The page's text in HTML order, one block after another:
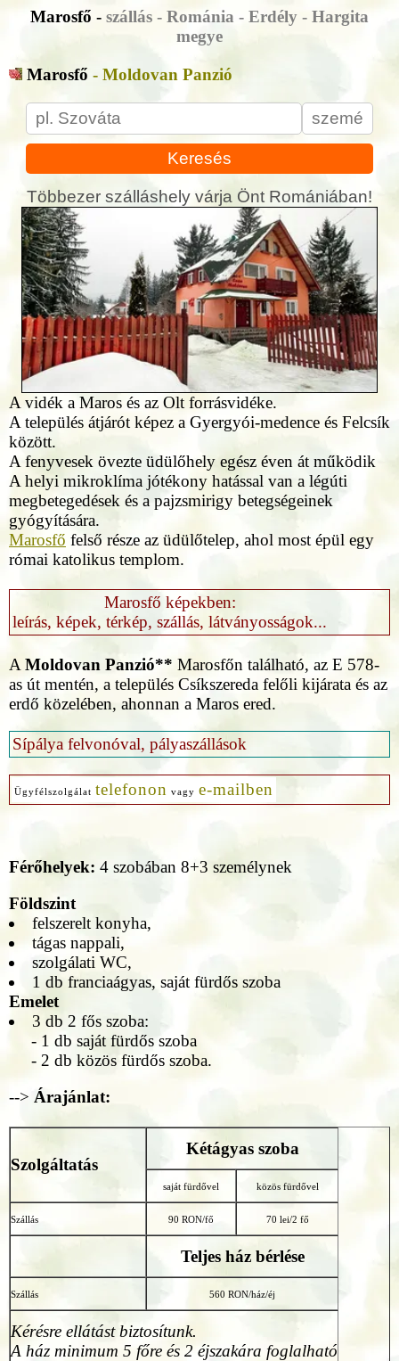
Marosfő - szállás - Románia - Erdély - Hargita
megye
Marosfő - Moldovan Panzió
Keresés
Többezer szálláshely várja Önt Romániában!
A vidék a Maros és az Olt forrásvidéke.
A település átjárót képez a Gyergyói-medence és Felcsík
között.
A fenyvesek övezte üdülőhely egész éven át működik
A helyi mikroklíma jótékony hatással van a légúti
megbetegedések és a pajzsmirigy betegségeinek
gyógyítására.
Marosfő felső része az üdülőtelep, ahol most épül egy
római katolikus templom.
Marosfő képekben:
leírás, képek, térkép, szállás, látványosságok...
A Moldovan Panzió** Marosfőn található, az E 578-
as út mentén, a település Csíkszereda felőli kijárata és az
erdő közelében, ahonnan a Maros ered.
Sípálya felvonóval, pályaszállások
Ügyfélszolgálat telefonon vagy e-mailben
Férőhelyek: 4 szobában 8+3 személynek
Földszint
felszerelt konyha,
tágas nappali,
szolgálati WC,
1 db franciaágyas, saját fürdős szoba
Emelet
3 db 2 fős szoba:
- 1 db saját fürdős szoba
- 2 db közös fürdős szoba.
--> Árajánlat:
Szolgáltatás
Kétágyas szoba
saját fürdővel közös fürdővel
Szállás 90 RON/fő 70 lei/2 fő
Teljes ház bérlése
Szállás 560 RON/ház/éj
Kérésre ellátást biztosítunk.
A ház minimum 5 főre és 2 éjszakára foglalható